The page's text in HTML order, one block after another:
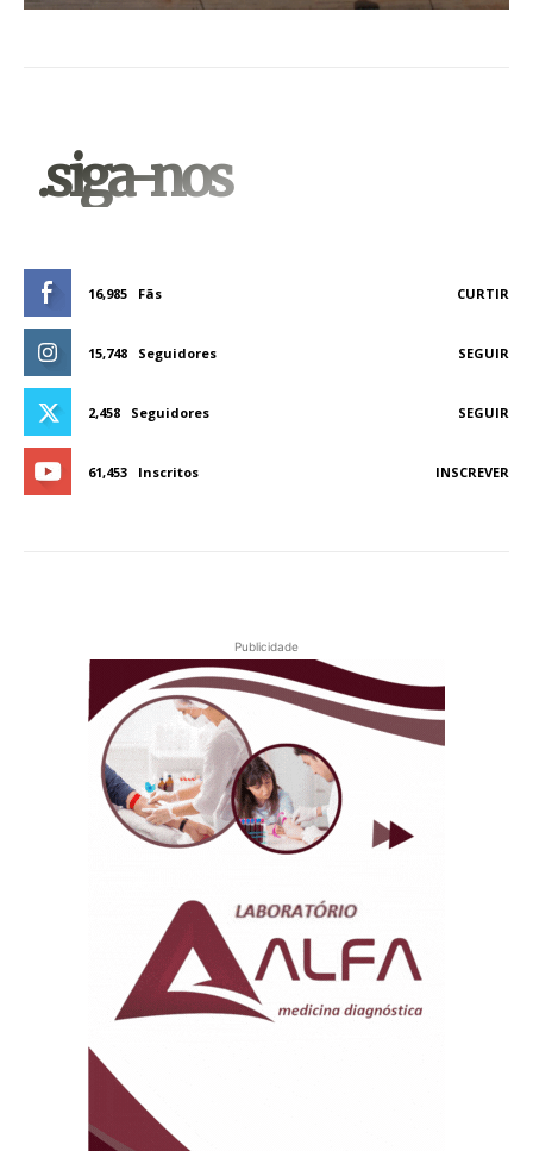
.siga-nos
16,985 Fãs CURTIR
15,748 Seguidores SEGUIR
2,458 Seguidores SEGUIR
61,453 Inscritos INSCREVER
Publicidade